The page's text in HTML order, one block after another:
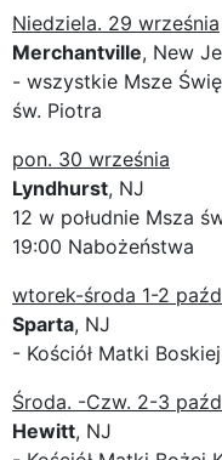
Niedziela. 29 września
Merchantville, New
- wszystkie Msze
św. Piotra
pon. 30 września
Lyndhurst, NJ
12 w południe Msza
19:00 Nabożeństwa
wtorek-środa 1-2
Sparta, NJ
- Kościół Matki
Środa. -Czw. 2-3
Hewitt, NJ